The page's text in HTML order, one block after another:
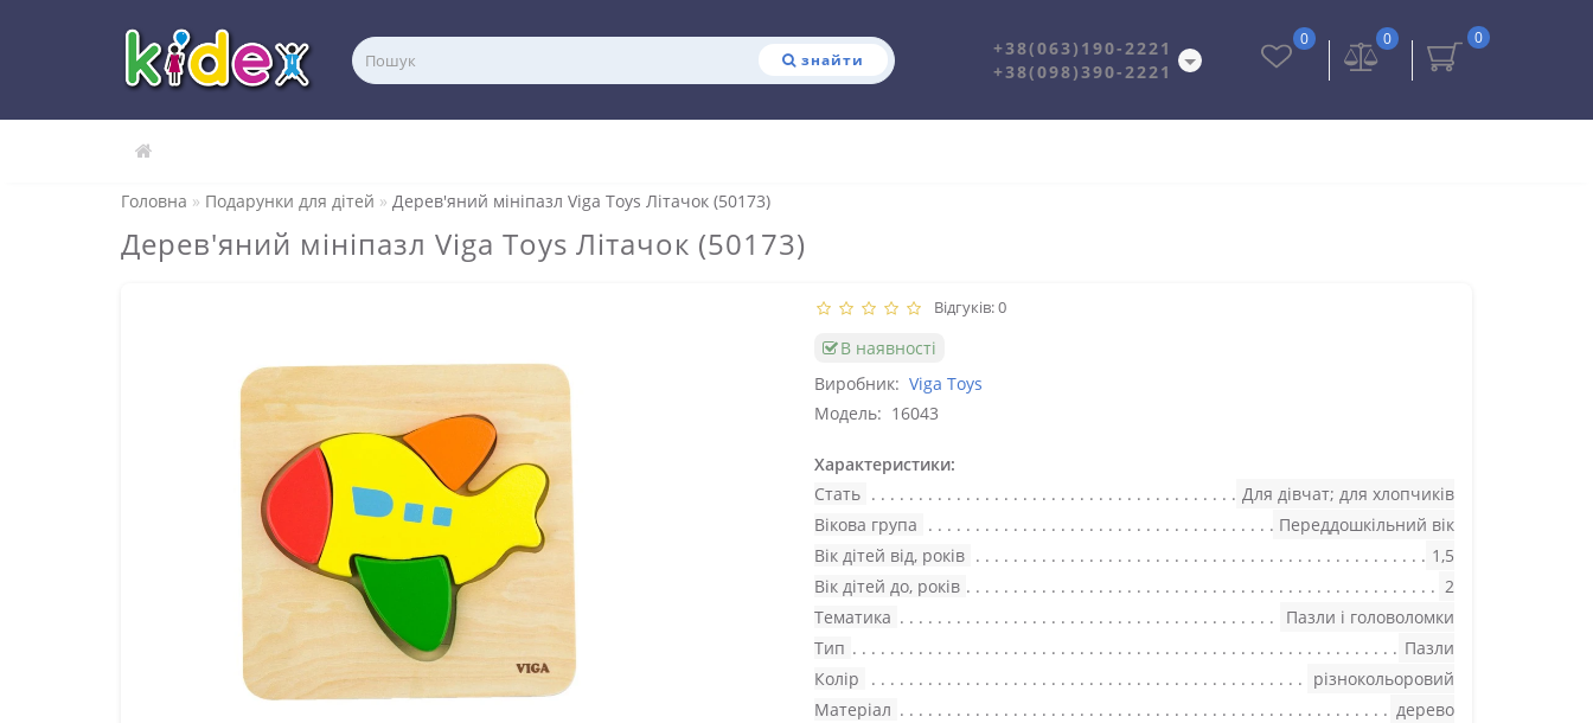
знайти
+38(063)190-2221
+38(098)390-2221
0
0
0
Головна Подарунки для дітей Дерев'яний мініпазл Viga Toys Літачок (50173)
Дерев'яний мініпазл Viga Toys Літачок (50173)
Відгуків: 0
В наявності
Виробник: Viga Toys
Модель: 16043
Характеристики:
Стать
Для дівчат; для хлопчиків
Вікова група
Переддошкільний вік
Вік дітей від, років
1,5
Вік дітей до, років
2
Тематика
Пазли і головоломки
Тип
Пазли
Колір
різнокольоровий
Матеріал
дерево